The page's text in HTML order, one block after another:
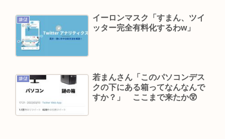
A💕V女優『瀬戸環奈』、パチ●コ屋にイベント来
店し、弱男が大集結www 👉
Powered by livedoor 相互RSS
嫌儲
イーロンマスク「すまん、ツイ
ッター完全有料化するわw」
嫌儲
若まんさん「このパソコンデス
クの下にある箱ってなんなんで
すか？」 ここまで来たか😲